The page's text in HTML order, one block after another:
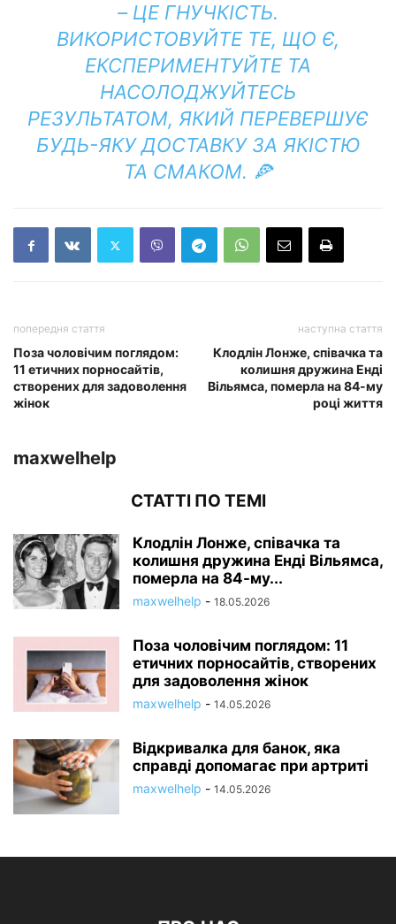
– ЦЕ ГНУЧКІСТЬ.
ВИКОРИСТОВУЙТЕ ТЕ, ЩО Є,
ЕКСПЕРИМЕНТУЙТЕ ТА
НАСОЛОДЖУЙТЕСЬ
РЕЗУЛЬТАТОМ, ЯКИЙ ПЕРЕВЕРШУЄ
БУДЬ-ЯКУ ДОСТАВКУ ЗА ЯКІСТЮ
ТА СМАКОМ. 🍕
попередня стаття
Поза чоловічим поглядом:
11 етичних порносайтів,
створених для задоволення
жінок
наступна стаття
Клодлін Лонже, співачка та
колишня дружина Енді
Вільямса, померла на 84-му
році життя
maxwelhelp
СТАТТІ ПО ТЕМІ
Клодлін Лонже, співачка та
колишня дружина Енді Вільямса,
померла на 84-му...
maxwelhelp - 18.05.2026
Поза чоловічим поглядом: 11
етичних порносайтів, створених
для задоволення жінок
maxwelhelp - 14.05.2026
Відкривалка для банок, яка
справді допомагає при артриті
maxwelhelp - 14.05.2026